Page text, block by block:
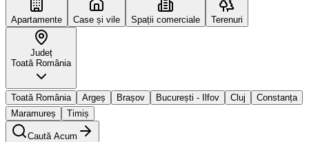
Apartamente Case și vile Spații comerciale Terenuri
Județ
Toată România
Toată România Argeș Brașov București - Ilfov Cluj
Constanța
Maramureș
Timiș
Caută Acum